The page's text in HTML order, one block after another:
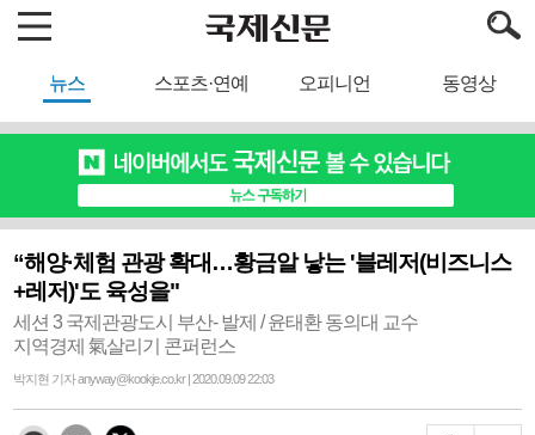
뉴스 스포츠·연예 오피니언 동영상
“해양·체험 관광 확대…황금알 낳는 '블레저(비즈니스
+레저)'도 육성을"
세션 3 국제관광도시 부산- 발제 / 윤태환 동의대 교수
지역경제 氣살리기 콘퍼런스
박지현 기자 anyway@kookje.co.kr | 2020.09.09 22:03